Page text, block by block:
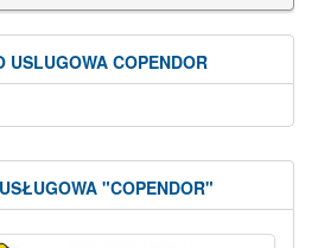
USLUGOWA COPENDOR
"COPENDOR"